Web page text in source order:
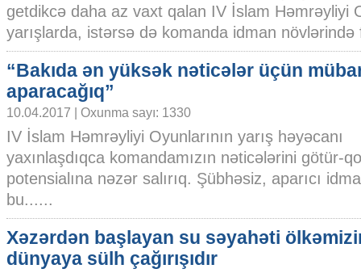
getdikcə daha az vaxt qalan IV İslam Həmrəyliyi
yarışlarda, istərsə də komanda idman
“Bakıda ən yüksək nəticələr üçün
aparacağıq”
10.04.2017 | Oxunma sayı: 1330
IV İslam Həmrəyliyi Oyunlarının yarış həyəcanı
yaxınlaşdıqca komandamızın nəticələrini götür-
potensialına nəzər salırıq. Şübhəsiz, aparıcı
bu......
Xəzərdən başlayan su səyahəti
dünyaya sülh çağırışıdır